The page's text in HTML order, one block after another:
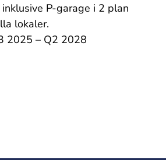
P-garage i 2 plan
lokaler.
2025 – Q2 2028